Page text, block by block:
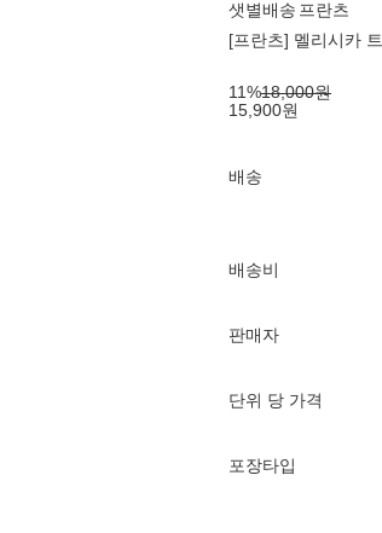
샛별배송 프란츠
[프란츠] 멜리시카
11%18,000원
15,900원
배송
배송비
판매자
단위 당 가격
포장타입